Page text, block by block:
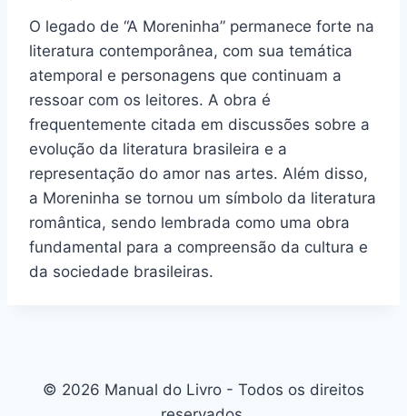
O legado de “A Moreninha” permanece forte na
literatura contemporânea, com sua temática
atemporal e personagens que continuam a
ressoar com os leitores. A obra é
frequentemente citada em discussões sobre a
evolução da literatura brasileira e a
representação do amor nas artes. Além disso,
a Moreninha se tornou um símbolo da literatura
romântica, sendo lembrada como uma obra
fundamental para a compreensão da cultura e
da sociedade brasileiras.
© 2026 Manual do Livro - Todos os direitos